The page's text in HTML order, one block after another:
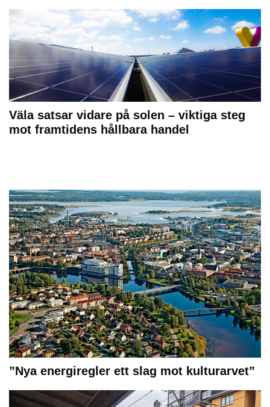
Väla satsar vidare på solen – viktiga steg
mot framtidens hållbara handel
”Nya energiregler ett slag mot kulturarvet”